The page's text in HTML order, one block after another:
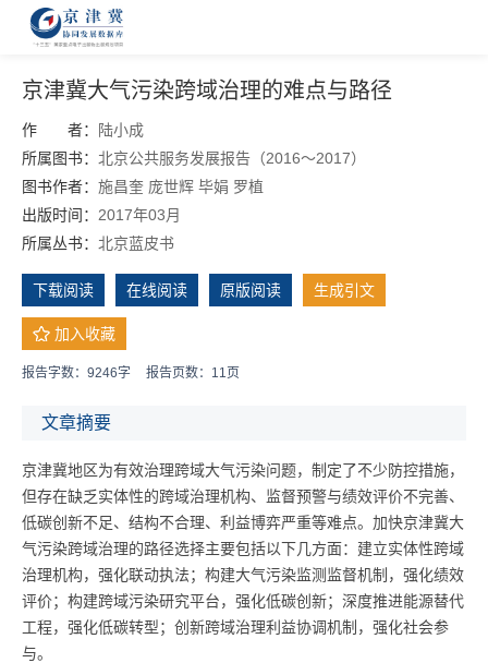
京津冀大气污染跨域治理的难点与路径
作 者： 陆小成
所属图书： 北京公共服务发展报告（2016～2017）
图书作者： 施昌奎 庞世辉 毕娟 罗植
出版时间： 2017年03月
所属丛书： 北京蓝皮书
下载阅读 在线阅读 原版阅读 生成引文
加入收藏
报告字数：9246字 报告页数：11页
文章摘要
京津冀地区为有效治理跨域大气污染问题，制定了不少防控措施，
但存在缺乏实体性的跨域治理机构、监督预警与绩效评价不完善、
低碳创新不足、结构不合理、利益博弈严重等难点。加快京津冀大
气污染跨域治理的路径选择主要包括以下几方面：建立实体性跨域
治理机构，强化联动执法；构建大气污染监测监督机制，强化绩效
评价；构建跨域污染研究平台，强化低碳创新；深度推进能源替代
工程，强化低碳转型；创新跨域治理利益协调机制，强化社会参
与。